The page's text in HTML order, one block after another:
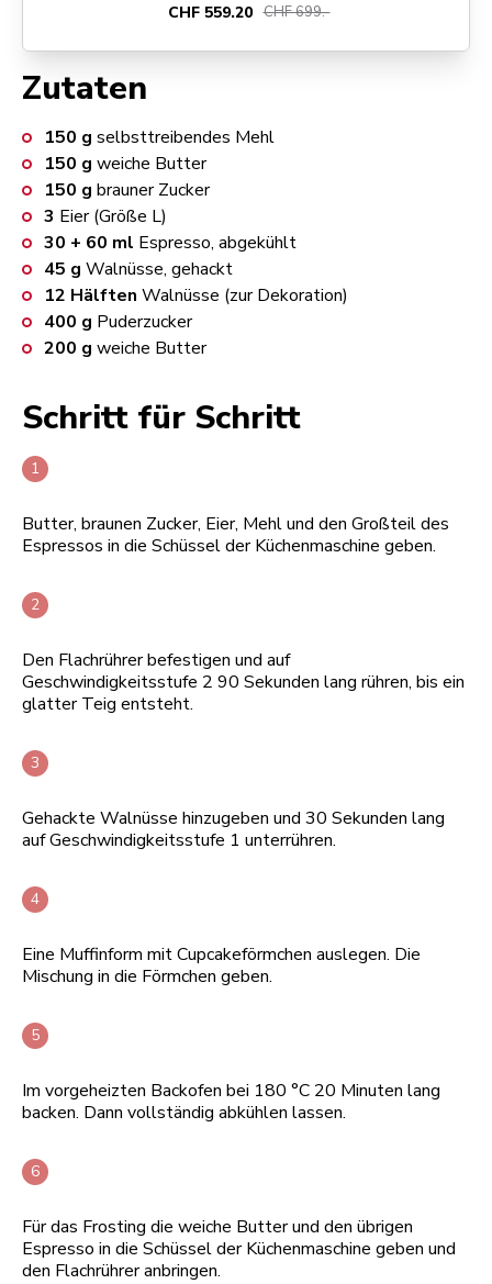
Zutaten
150 g selbsttreibendes Mehl
150 g weiche Butter
150 g brauner Zucker
3 Eier (Größe L)
30 + 60 ml Espresso, abgekühlt
45 g Walnüsse, gehackt
12 Hälften Walnüsse (zur Dekoration)
400 g Puderzucker
200 g weiche Butter
Schritt für Schritt
Butter, braunen Zucker, Eier, Mehl und den Großteil des
Espressos in die Schüssel der Küchenmaschine geben.
Den Flachrührer befestigen und auf
Geschwindigkeitsstufe 2 90 Sekunden lang rühren, bis ein
glatter Teig entsteht.
Gehackte Walnüsse hinzugeben und 30 Sekunden lang
auf Geschwindigkeitsstufe 1 unterrühren.
Eine Muffinform mit Cupcakeförmchen auslegen. Die
Mischung in die Förmchen geben.
Im vorgeheizten Backofen bei 180 °C 20 Minuten lang
backen. Dann vollständig abkühlen lassen.
Für das Frosting die weiche Butter und den übrigen
Espresso in die Schüssel der Küchenmaschine geben und
den Flachrührer anbringen.
CHF 559.20 CHF 699.-